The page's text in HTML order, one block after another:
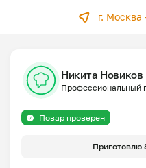
г. Москва
Никита Новиков
Профессиональный
Повар проверен
Приготовлю